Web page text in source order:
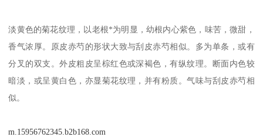
淡黄色的菊花纹理，以老根*为明显，幼根内心紫色，味苦，微甜，
香气浓厚。原皮赤芍的形状大致与刮皮赤芍相似。多为单条，或有
分叉的双支。外皮粗皮呈棕红色或深褐色，有纵纹理。断面内色较
暗淡，或呈黄白色，亦显菊花纹理，并有粉质。气味与刮皮赤芍相
似。
m.15956762345.b2b168.com